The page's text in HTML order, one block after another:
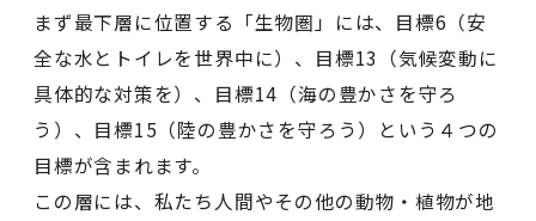
まず最下層に位置する「生物圏」には、目標6（安
全な水とトイレを世界中に）、目標13（気候変動に
具体的な対策を）、目標14（海の豊かさを守ろ
う）、目標15（陸の豊かさを守ろう）という４つの
目標が含まれます。
この層には、私たち人間やその他の動物・植物が地